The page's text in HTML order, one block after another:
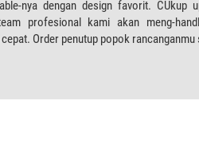
nya dengan design favorit. CUkup
profesional kami akan meng-
Order penutup popok rancanganmu